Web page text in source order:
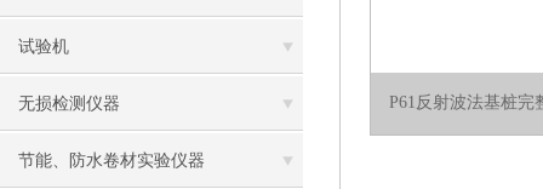
试验机
无损检测仪器
节能、防水卷材实验仪器
P61反射波法基桩完